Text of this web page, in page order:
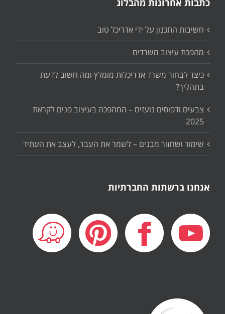
כתבות אחרונות מהבלוג
חשיבות התכנון על ידי אדריכל טוב
מהפכת עיצוב משרדים
כיצד לבחור משרד אדריכלות מומלץ ומה חשוב לדעת
בתהליך?
צבעים ודפוסים נועזים – המהפכה בעיצוב פנים לקראת
2025
שימור ושחזור מבנים – לשמר את העבר, לעצב את העתיד
אנחנו ברשתות החברתיות